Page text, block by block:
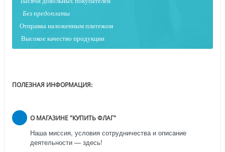
Без предоплаты
Отправка наложенным платежом
Высокое качество продукции
ПОЛЕЗНАЯ ИНФОРМАЦИЯ:
О МАГАЗИНЕ "КУПИТЬ ФЛАГ"
Наша миссия, условия сотрудничества и описание
деятельности — здесь!